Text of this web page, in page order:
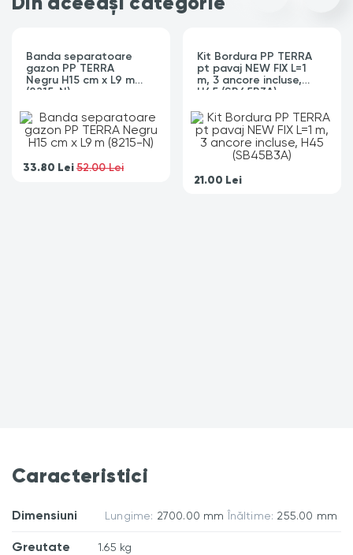
Banda separatoare
gazon PP TERRA
Negru H15 cm x L9 m
(8215-N)
33.80 Lei52.00 Lei
Kit Bordura PP TERRA
pt pavaj NEW FIX L=1
m, 3 ancore incluse,
H45 (SB45B3A)
21.00 Lei
Caracteristici
Dimensiuni Lungime: 2700.00 mm Înăltime: 255.00 mm
Greutate 1.65 kg